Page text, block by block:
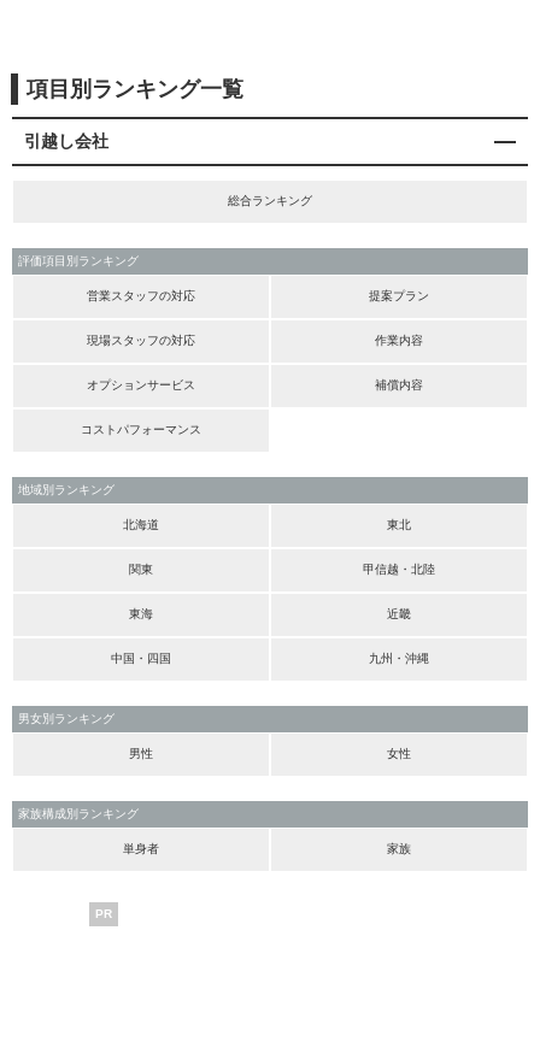
項目別ランキング一覧
引越し会社
総合ランキング
評価項目別ランキング
営業スタッフの対応 提案プラン
現場スタッフの対応 作業内容
オプションサービス 補償内容
コストパフォーマンス
地域別ランキング
北海道 東北
関東 甲信越・北陸
東海 近畿
中国・四国 九州・沖縄
男女別ランキング
男性 女性
家族構成別ランキング
単身者 家族
PR